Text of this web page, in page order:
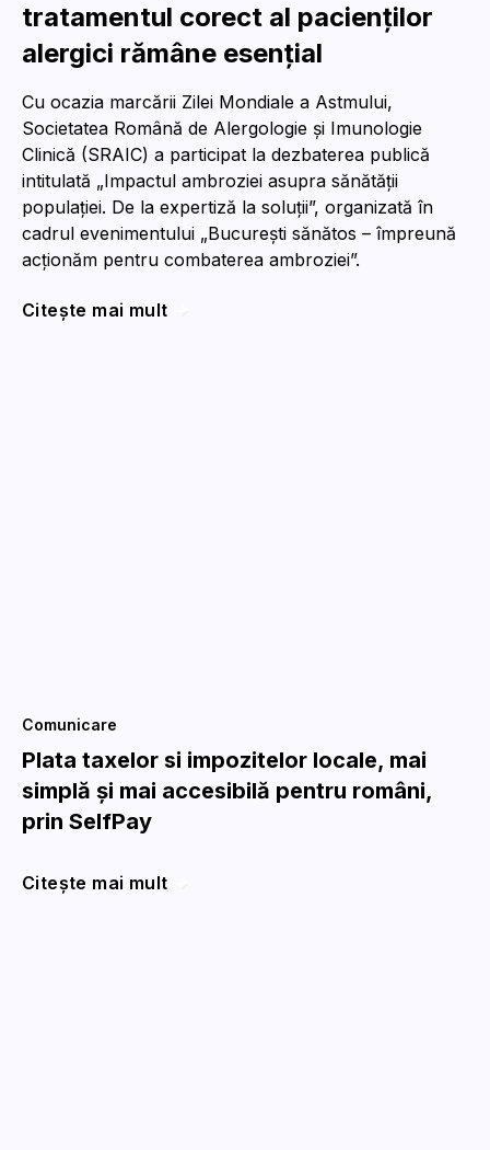
tratamentul corect al pacienților
alergici rămâne esențial
Cu ocazia marcării Zilei Mondiale a Astmului,
Societatea Română de Alergologie și Imunologie
Clinică (SRAIC) a participat la dezbaterea publică
intitulată „Impactul ambroziei asupra sănătății
populației. De la expertiză la soluții”, organizată în
cadrul evenimentului „București sănătos – împreună
acționăm pentru combaterea ambroziei”.
Citește mai mult
Comunicare
Plata taxelor si impozitelor locale, mai
simplă și mai accesibilă pentru români,
prin SelfPay
Citește mai mult